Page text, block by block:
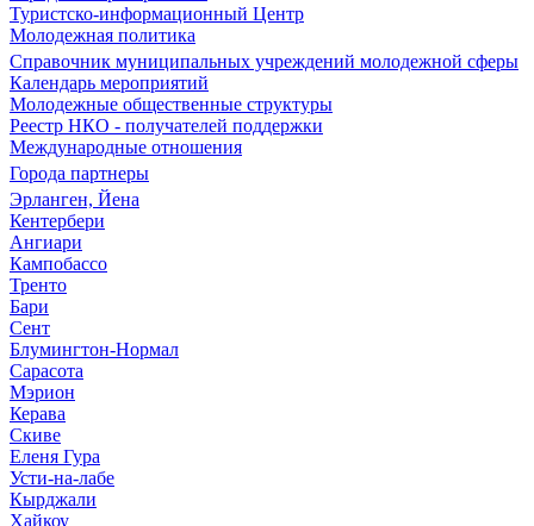
Туристско-информационный Центр
Молодежная политика
Справочник муниципальных учреждений молодежной сферы
Календарь мероприятий
Молодежные общественные структуры
Реестр НКО - получателей поддержки
Международные отношения
Города партнеры
Эрланген, Йена
Кентербери
Ангиари
Кампобассо
Тренто
Бари
Сент
Блумингтон-Нормал
Сарасота
Мэрион
Керава
Скиве
Еленя Гура
Усти-на-лабе
Кырджали
Хайкоу